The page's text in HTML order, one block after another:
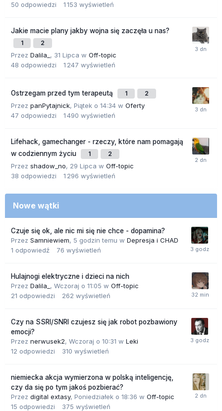
50 odpowiedzi 1 153 wyświetleń
Jakie macie plany jakby wojna się zaczęła u nas?
1 2
Przez Dalila_ , 31 Lipca w Off-topic
48 odpowiedzi 1 247 wyświetleń
Ostrzegam przed tym terapeutą 1 2
Przez panPytajnick, Piątek o 14:34 w Oferty
47 odpowiedzi 1 490 wyświetleń
Lifehack, gamechanger - rzeczy, które nam pomagają
w codziennym życiu
1 2
Przez shadow_no, 29 Lipca w Off-topic
38 odpowiedzi 1 296 wyświetleń
Nowe wątki
Czuje się ok, ale nic mi się nie chce - dopamina?
Przez Samniewiem, 5 godzin temu w Depresja i CHAD
1 odpowiedź 76 wyświetleń
Hulajnogi elektryczne i dzieci na nich
Przez Dalila_ , Wczoraj o 11:05 w Off-topic
21 odpowiedzi 262 wyświetleń
Czy na SSRI/SNRI czujesz się jak robot pozbawiony
emocji?
Przez nerwusek2, Wczoraj o 10:31 w Leki
12 odpowiedzi 310 wyświetleń
niemiecka akcja wymierzona w polską inteligencję,
czy da się po tym jakoś pozbierać?
Przez digital extasy, Poniedziałek o 18:36 w Off-topic
15 odpowiedzi 375 wyświetleń